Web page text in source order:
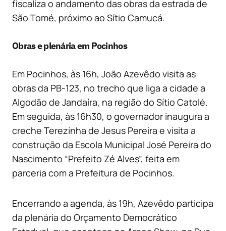
fiscaliza o andamento das obras da estrada de
São Tomé, próximo ao Sítio Camucá.
Obras e plenária em Pocinhos
Em Pocinhos, às 16h, João Azevêdo visita as
obras da PB-123, no trecho que liga a cidade a
Algodão de Jandaíra, na região do Sítio Catolé.
Em seguida, às 16h30, o governador inaugura a
creche Terezinha de Jesus Pereira e visita a
construção da Escola Municipal José Pereira do
Nascimento “Prefeito Zé Alves”, feita em
parceria com a Prefeitura de Pocinhos.
Encerrando a agenda, às 19h, Azevêdo participa
da plenária do Orçamento Democrático